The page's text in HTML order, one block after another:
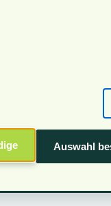
Auswahl